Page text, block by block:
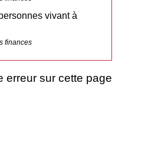
vivant à
finances
erreur sur cette page